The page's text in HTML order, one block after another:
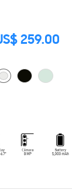
259.00